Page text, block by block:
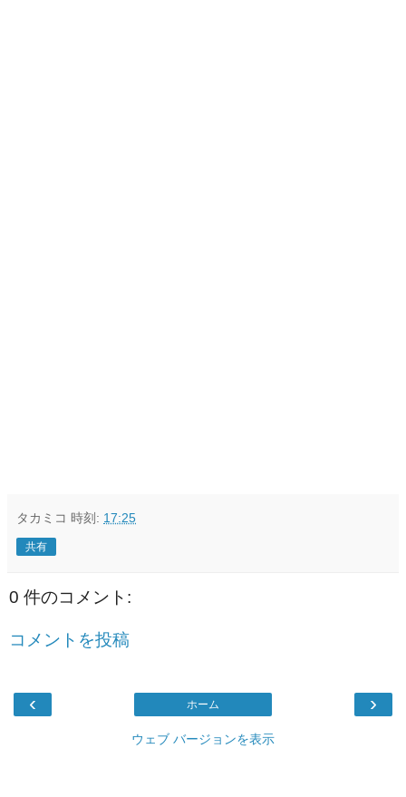
タカミコ 時刻: 17:25
共有
0 件のコメント:
コメントを投稿
‹ ›
ホーム
ウェブ バージョンを表示